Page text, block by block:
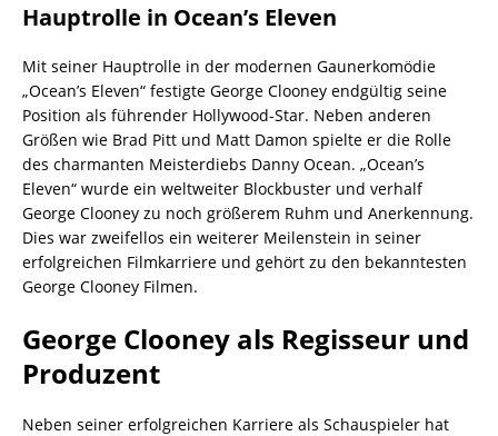
Hauptrolle in Ocean’s Eleven
Mit seiner Hauptrolle in der modernen Gaunerkomödie
„Ocean’s Eleven“ festigte George Clooney endgültig seine
Position als führender Hollywood-Star. Neben anderen
Größen wie Brad Pitt und Matt Damon spielte er die Rolle
des charmanten Meisterdiebs Danny Ocean. „Ocean’s
Eleven“ wurde ein weltweiter Blockbuster und verhalf
George Clooney zu noch größerem Ruhm und Anerkennung.
Dies war zweifellos ein weiterer Meilenstein in seiner
erfolgreichen Filmkarriere und gehört zu den bekanntesten
George Clooney Filmen.
George Clooney als Regisseur und
Produzent
Neben seiner erfolgreichen Karriere als Schauspieler hat